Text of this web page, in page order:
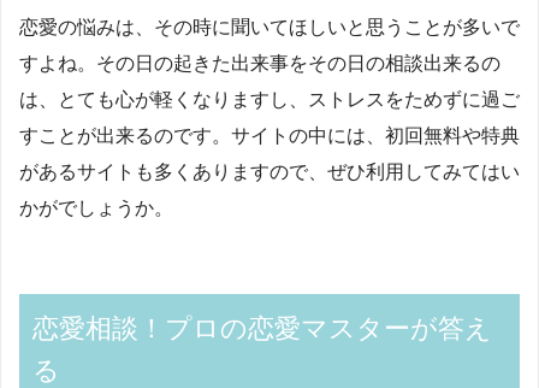
恋愛の悩みは、その時に聞いてほしいと思うことが多いで
すよね。その日の起きた出来事をその日の相談出来るの
は、とても心が軽くなりますし、ストレスをためずに過ご
すことが出来るのです。サイトの中には、初回無料や特典
があるサイトも多くありますので、ぜひ利用してみてはい
かがでしょうか。
恋愛相談！プロの恋愛マスターが答え
る